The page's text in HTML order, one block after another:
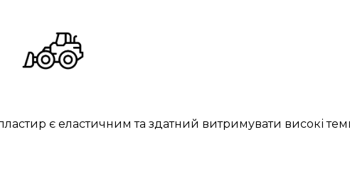
є еластичним та здатний витримувати високі